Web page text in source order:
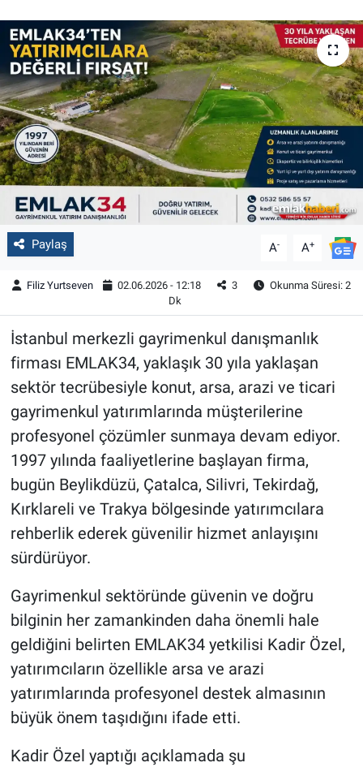
Paylaş A- A+
Filiz Yurtseven 02.06.2026 - 12:18 3
Okunma Süresi: 2
Dk
İstanbul merkezli gayrimenkul danışmanlık
firması EMLAK34, yaklaşık 30 yıla yaklaşan
sektör tecrübesiyle konut, arsa, arazi ve ticari
gayrimenkul yatırımlarında müşterilerine
profesyonel çözümler sunmaya devam ediyor.
1997 yılında faaliyetlerine başlayan firma,
bugün Beylikdüzü, Çatalca, Silivri, Tekirdağ,
Kırklareli ve Trakya bölgesinde yatırımcılara
rehberlik ederek güvenilir hizmet anlayışını
sürdürüyor.
Gayrimenkul sektöründe güvenin ve doğru
bilginin her zamankinden daha önemli hale
geldiğini belirten EMLAK34 yetkilisi Kadir Özel,
yatırımcıların özellikle arsa ve arazi
yatırımlarında profesyonel destek almasının
büyük önem taşıdığını ifade etti.
Kadir Özel yaptığı açıklamada şu